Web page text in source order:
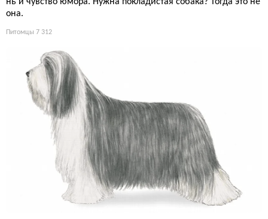
нь и чувство юмора. Нужна покладистая собака? Тогда это не
она.
Питомцы 7 312